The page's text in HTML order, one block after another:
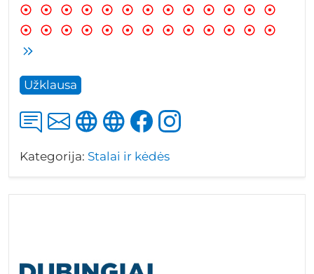
Užklausa
Kategorija: Stalai ir kėdės